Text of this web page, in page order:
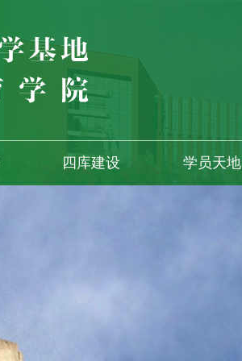
四库建设 学员天地